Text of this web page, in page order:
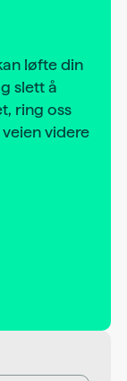
løfte din
slett å
ring oss
videre